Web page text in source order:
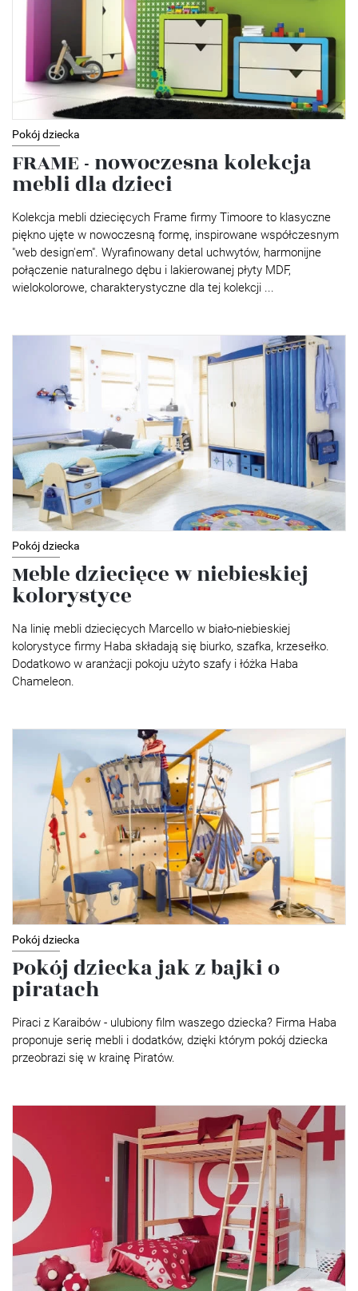
Pokój dziecka
FRAME - nowoczesna kolekcja
mebli dla dzieci
Kolekcja mebli dziecięcych Frame firmy Timoore to klasyczne
piękno ujęte w nowoczesną formę, inspirowane współczesnym
"web design'em". Wyrafinowany detal uchwytów, harmonijne
połączenie naturalnego dębu i lakierowanej płyty MDF,
wielokolorowe, charakterystyczne dla tej kolekcji ...
Pokój dziecka
Meble dziecięce w niebieskiej
kolorystyce
Na linię mebli dziecięcych Marcello w biało-niebieskiej
kolorystyce firmy Haba składają się biurko, szafka, krzesełko.
Dodatkowo w aranżacji pokoju użyto szafy i łóżka Haba
Chameleon.
Pokój dziecka
Pokój dziecka jak z bajki o
piratach
Piraci z Karaibów - ulubiony film waszego dziecka? Firma Haba
proponuje serię mebli i dodatków, dzięki którym pokój dziecka
przeobrazi się w krainę Piratów.